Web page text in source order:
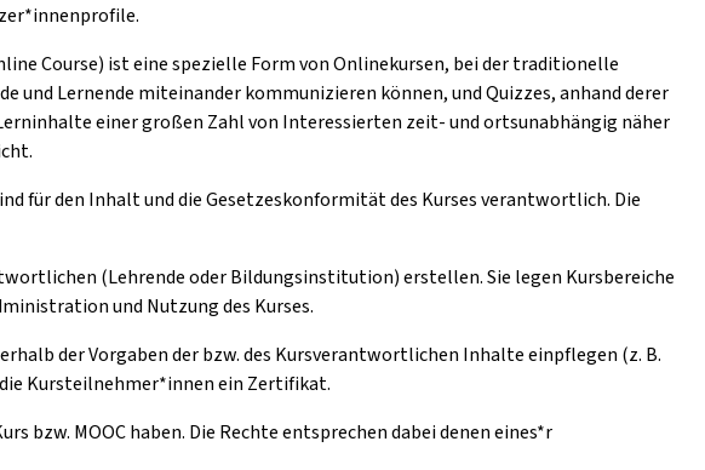
Course) ist eine spezielle Form von Onlinekursen, bei der traditionelle
Lernende miteinander kommunizieren können, und Quizzes, anhand derer
einer großen Zahl von Interessierten zeit- und ortsunabhängig näher
für den Inhalt und die Gesetzeskonformität des Kurses verantwortlich. Die
(Lehrende oder Bildungsinstitution) erstellen. Sie legen Kursbereiche
und Nutzung des Kurses.
der Vorgaben der bzw. des Kursverantwortlichen Inhalte einpflegen (z. B.
Kursteilnehmer*innen ein Zertifikat.
bzw. MOOC haben. Die Rechte entsprechen dabei denen eines*r